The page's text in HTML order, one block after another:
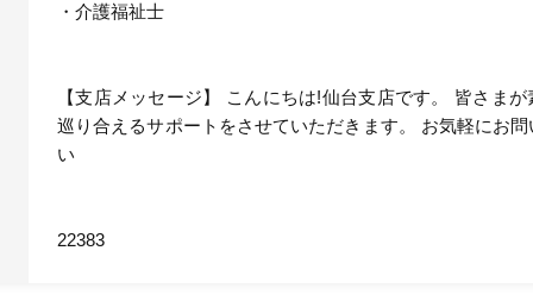
・介護福祉士
【支店メッセージ】 こんにちは!仙台支店です。 皆さま
巡り合えるサポートをさせていただきます。 お気軽にお
い
22383